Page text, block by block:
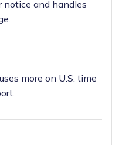
notice and handles
more on U.S. time